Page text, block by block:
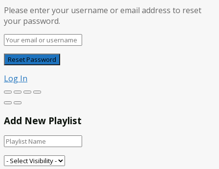
Please enter your username or email address to reset
your password.
Log In
Add New Playlist